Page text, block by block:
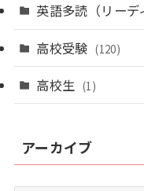
英語多読（リーデ
高校受験 (120)
高校生 (1)
アーカイブ